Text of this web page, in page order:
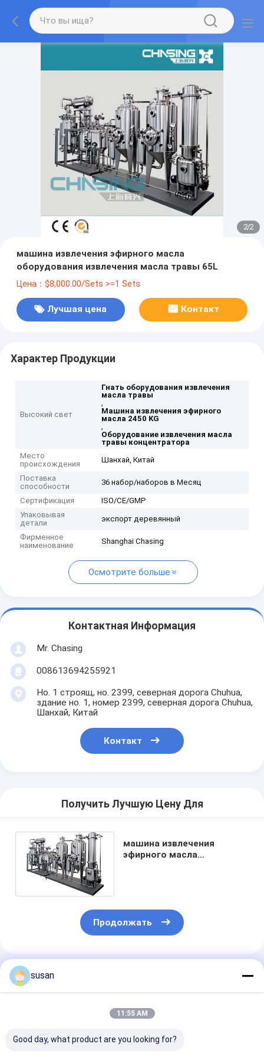
2/2
машина извлечения эфирного масла
оборудования извлечения масла травы 65L
Цена：$8,000.00/Sets >=1 Sets
Лучшая цена Контакт
Характер Продукции
Высокий свет
Гнать оборудования извлечения
масла травы
,
Машина извлечения эфирного
масла 2450 KG
,
Оборудование извлечения масла
травы концентратора
Место
происхождения
Шанхай, Китай
Поставка
способности
36 набор/наборов в Месяц
Сертификация
ISO/CE/GMP
Упаковывая
детали
экспорт деревянный
Фирменное
наименование
Shanghai Chasing
Осмотрите больше
Контактная Информация
Mr. Chasing
008613694255921
Но. 1 строящ, но. 2399, северная дорога Chuhua,
здание но. 1, номер 2399, северная дорога Chuhua,
Шанхай, Китай
Контакт
Получить Лучшую Цену Для
машина извлечения
эфирного масла
Продолжать
Порекомендованные Продукты
susan
11:55 AM
Good day, what product are you looking for?